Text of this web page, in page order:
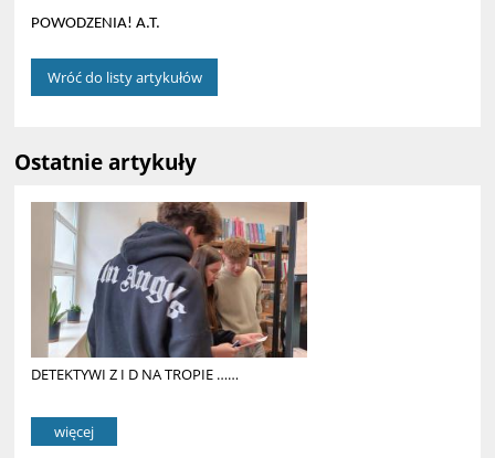
POWODZENIA! A.T.
Wróć do listy artykułów
Ostatnie artykuły
DETEKTYWI Z I D NA TROPIE ……
więcej